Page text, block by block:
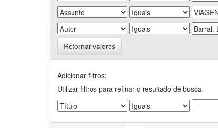
Retornar valores
Adicionar filtros:
Utilizar filtros para refinar o resultado de busca.